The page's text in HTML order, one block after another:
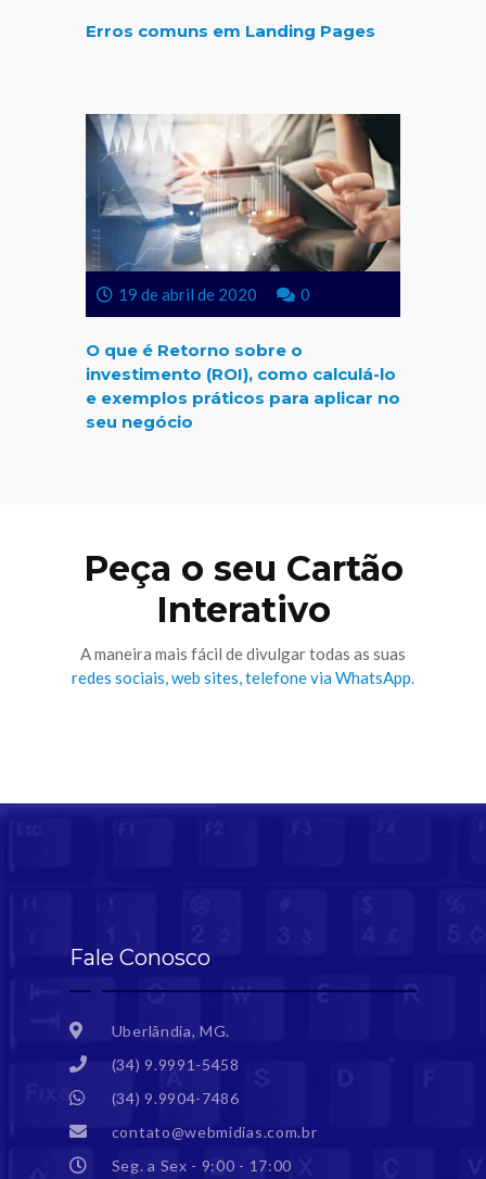
Erros comuns em Landing Pages
19 de abril de 2020 0
O que é Retorno sobre o
investimento (ROI), como calculá-lo
e exemplos práticos para aplicar no
seu negócio
Peça o seu Cartão
Interativo
A maneira mais fácil de divulgar todas as suas
redes sociais, web sites, telefone via WhatsApp.
Fale Conosco
Uberlândia, MG.
(34) 9.9991-5458
(34) 9.9904-7486
contato@webmidias.com.br
Seg. a Sex - 9:00 - 17:00